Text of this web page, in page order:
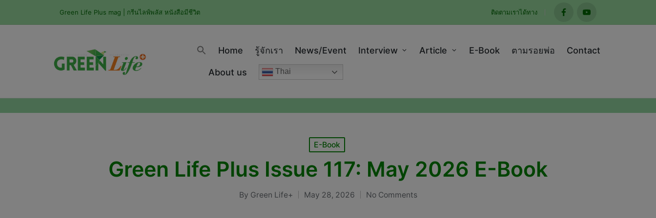
Green Life Plus mag | กรีนไลฟ์พลัส หนังสือมีชีวิต ติดตามเราได้ทาง
facebookyoutube
Home รู้จักเรา News/Event Interview Article E-Book ตามรอยพ่อ Contact
About us Thai
Posted
E-Book
Green Life Plus Issue 117: May 2026 E-Book
Posted
By Green Life+ May 28, 2026 No Comments